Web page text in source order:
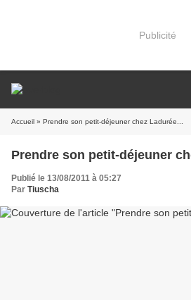
Publicité
Accueil » Prendre son petit-déjeuner chez Ladurée...
Prendre son petit-déjeuner
Publié le 13/08/2011 à 05:27
Par Tiuscha